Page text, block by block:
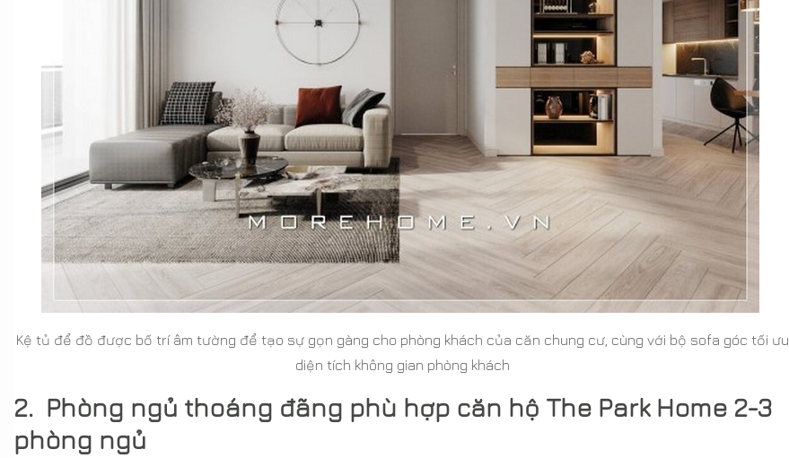
Kệ tủ để đồ được bố trí âm tường để tạo sự gọn gàng cho phòng khách của căn chung cư, cùng với bộ sofa góc tối ưu
diện tích không gian phòng khách
2. Phòng ngủ thoáng đãng phù hợp căn hộ The Park Home 2-3
phòng ngủ